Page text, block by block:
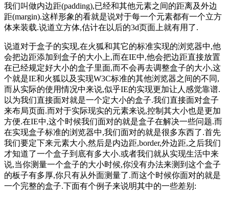
我们叫做内边距(padding),已经和其他元素之间的距离及外边
距(margin).这样形象的看就是说对于每一个元素都有一个立方
体来装载.说道立方体,估计在以后的3d页面上就有用了.
说道对于盒子的实现,在火狐和其它的标准实现的浏览器中,他
会把边距添加到盒子的大小上,而在IE中,他会把边距直接放置
在已经规定好大小的盒子里面,而不会再去调整盒子的大小,这
个就是IE和火狐以及实现W3C标准的其他浏览器之间的不同,
而从实际的使用情况中来说,似乎IE的实现更加让人感觉靠谱.
以为我们直接面对就是一个定大小的盒子.我们直接面对盒子
来布局页面.而对于实际现实的元素来说,控制其大小也是更加
方便.在IE中,这个时候我们面对的就是盒子在解决一些问题.而
在实现盒子标准的浏览器中,我们面对的就是很多东西了.首先
我们要定下来元素大小,然后是内边距,border,外边距,之后我们
才知道了一个盒子到底有多大小.或者我们就从实现生活中来
说,当你测量一个盒子的大小时候,你没有办法来测到这个盒子
的板子有多厚,你只有从外面测量了.而这个时候你面对的就是
一个完整的盒子.下面有个例子来说明其中的一些差别: